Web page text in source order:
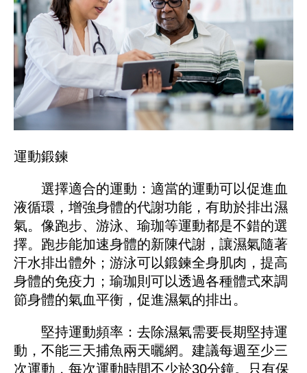
運動鍛鍊
選擇適合的運動：適當的運動可以促進血
液循環，增強身體的代謝功能，有助於排出濕
氣。像跑步、游泳、瑜珈等運動都是不錯的選
擇。跑步能加速身體的新陳代謝，讓濕氣隨著
汗水排出體外；游泳可以鍛鍊全身肌肉，提高
身體的免疫力；瑜珈則可以透過各種體式來調
節身體的氣血平衡，促進濕氣的排出。
堅持運動頻率：去除濕氣需要長期堅持運
動，不能三天捕魚兩天曬網。建議每週至少三
次運動，每次運動時間不少於30分鐘。只有保